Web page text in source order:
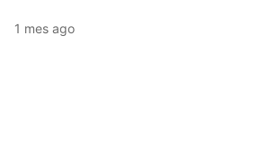
1 mes ago